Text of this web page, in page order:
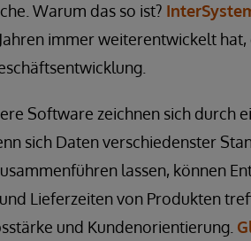
Warum das so ist?
immer weiterentwickelt
Software zeichnen sich durch
sich Daten verschiedenster
lassen, können
Lieferzeiten von Produkten
und Kundenorientierung.